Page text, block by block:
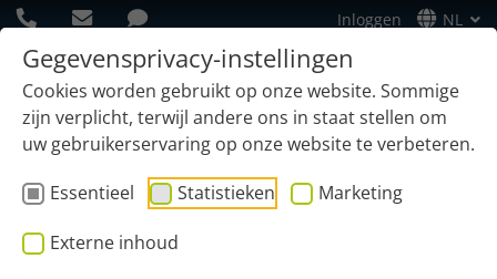
Gegevensprivacy-instellingen
Cookies worden gebruikt op onze website. Sommige
zijn verplicht, terwijl andere ons in staat stellen om
uw gebruikerservaring op onze website te verbeteren.
Essentieel
Statistieken Marketing
Externe inhoud
Inloggen NL